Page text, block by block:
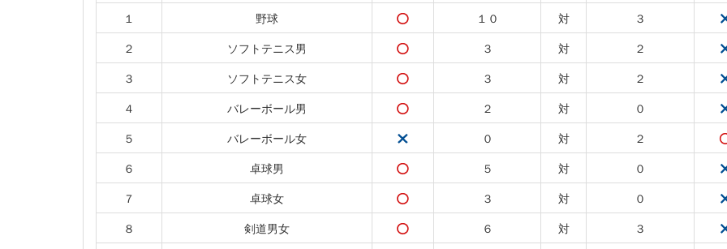
１
野球 １０ 対
３
２
ソフトテニス男 ３ 対
２
３
ソフトテニス女 ３ 対
２
４
バレーボール男 ２ 対
０
５
バレーボール女 ０ 対
２
６
卓球男 ５ 対
０
７
卓球女 ３ 対
０
８
剣道男女 ６ 対
３